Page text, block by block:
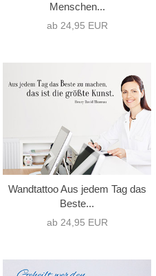
Menschen...
ab 24,95 EUR
Wandtattoo Aus jedem Tag das
Beste...
ab 24,95 EUR